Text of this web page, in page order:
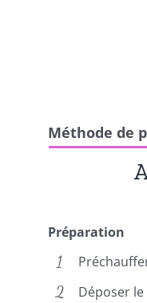
Méthode de
Préparation
Déposer